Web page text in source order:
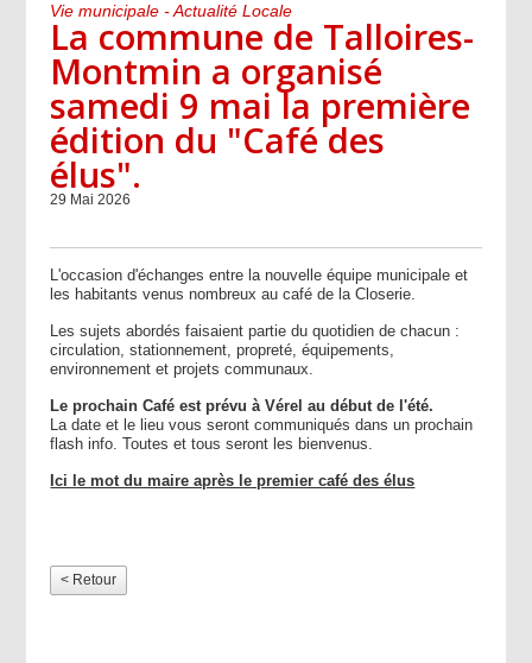
Vie municipale - Actualité Locale
La commune de Talloires-
Montmin a organisé
samedi 9 mai la première
édition du "Café des
élus".
29 Mai 2026
L'occasion d'échanges entre la nouvelle équipe municipale et
les habitants venus nombreux au café de la Closerie.
Les sujets abordés faisaient partie du quotidien de chacun :
circulation, stationnement, propreté, équipements,
environnement et projets communaux.
Le prochain Café est prévu à Vérel au début de l'été.
La date et le lieu vous seront communiqués dans un prochain
flash info. Toutes et tous seront les bienvenus.
Ici le mot du maire après le premier café des élus
< Retour